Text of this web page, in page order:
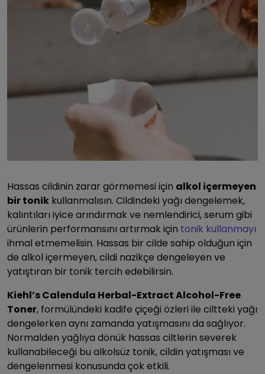
Hassas cildinin zarar görmemesi için alkol içermeyen
bir tonik kullanmalısın. Cildindeki yağı dengelemek,
kalıntıları iyice arındırmak ve nemlendirici, serum gibi
ürünlerin performansını artırmak için tonik kullanmayı
ihmal etmemelisin. Hassas bir cilde sahip olduğun için
de alkol içermeyen, cildi nazikçe dengeleyen ve
yatıştıran bir tonik tercih edebilirsin.
Kiehl’s Calendula Herbal-Extract Alcohol-Free
Toner, formülündeki kadife çiçeği özleri ile ciltteki yağı
dengelerken aynı zamanda yatışmasını da sağlıyor.
Normalden yağlıya dönük hassas ciltlerin severek
kullanabileceği bu alkolsüz tonik, cildin yatışması ve
dengelenmesi konusunda çok etkili.